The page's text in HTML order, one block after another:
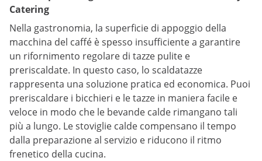
Catering
Nella gastronomia, la superficie di appoggio della
macchina del caffé è spesso insufficiente a garantire
un rifornimento regolare di tazze pulite e
preriscaldate. In questo caso, lo scaldatazze
rappresenta una soluzione pratica ed economica. Puoi
preriscaldare i bicchieri e le tazze in maniera facile e
veloce in modo che le bevande calde rimangano tali
più a lungo. Le stoviglie calde compensano il tempo
dalla preparazione al servizio e riducono il ritmo
frenetico della cucina.